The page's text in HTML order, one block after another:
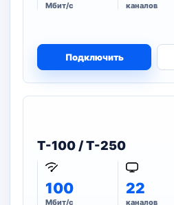
Мбит/с каналов
Подключить
T-100 / T-250
100
Мбит/с
22
каналов